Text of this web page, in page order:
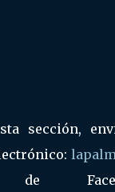
sección,
de